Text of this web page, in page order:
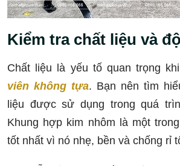
Kiểm tra chất liệu và
Chất liệu là yếu tố quan trọng
viên không tựa. Bạn nên tìm
liệu được sử dụng trong quá
Khung hợp kim nhôm là một
tốt nhất vì nó nhẹ, bền và chống rỉ